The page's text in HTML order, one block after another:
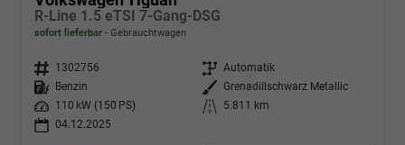
R-Line 1.5 eTSI 7-Gang-DSG
sofort lieferbar Gebrauchtwagen
Fahrzeugnr. 1302756 Getriebe Automatik
Kraftstoff
Benzin Außenfarbe
Grenadillschwarz Metallic
Leistung
110 kW (150 PS) Kilometerstand
5.811 km
04.12.2025